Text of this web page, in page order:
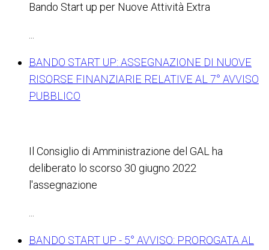
Bando Start up per Nuove Attività Extra
BANDO START UP: ASSEGNAZIONE DI NUOVE
RISORSE FINANZIARIE RELATIVE AL 7° AVVISO
PUBBLICO
Il Consiglio di Amministrazione del GAL ha
deliberato lo scorso 30 giugno 2022
l'assegnazione
BANDO START UP - 5° AVVISO: PROROGATA AL